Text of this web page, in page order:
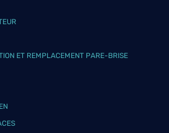
ET REMPLACEMENT PARE-BRISE